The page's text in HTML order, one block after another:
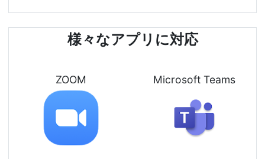
様々なアプリに対応
ZOOM Microsoft Teams